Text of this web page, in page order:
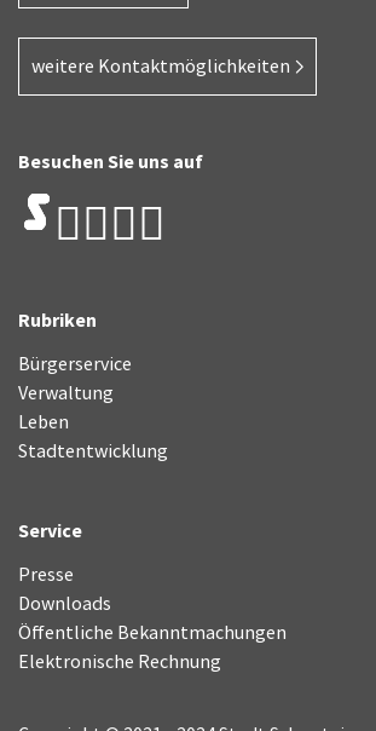
weitere Kontaktmöglichkeiten
Besuchen Sie uns auf
Rubriken
Bürgerservice
Verwaltung
Leben
Stadtentwicklung
Service
Presse
Downloads
Öffentliche Bekanntmachungen
Elektronische Rechnung